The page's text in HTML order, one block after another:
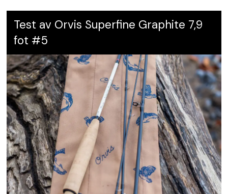
Test av Orvis Superfine Graphite 7,9
fot #5